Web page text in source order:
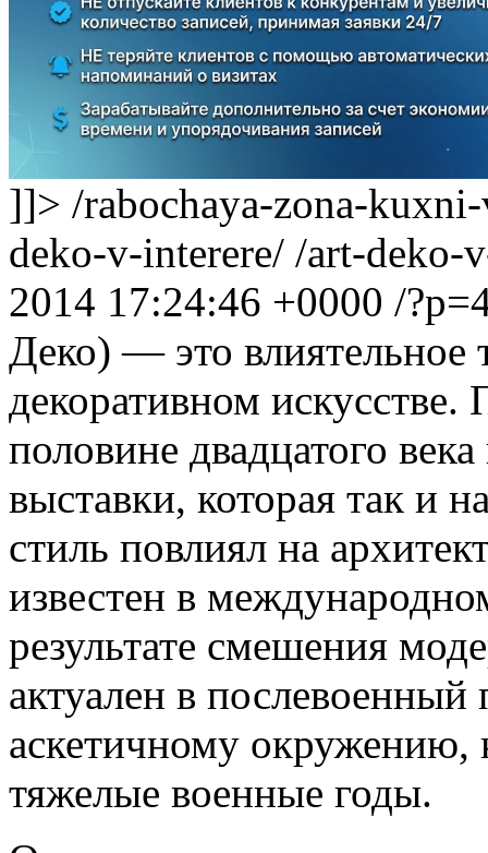
]]> /rabochaya-zona-
deko-v-interere/ /art-deko-
2014 17:24:46 +0000 /
Деко) — это влиятельное
декоративном
половине двадцатого
выставки, которая так и
стиль повлиял на
известен в
результате смешения
актуален в
аскетичному окружению,
тяжелые военные годы.